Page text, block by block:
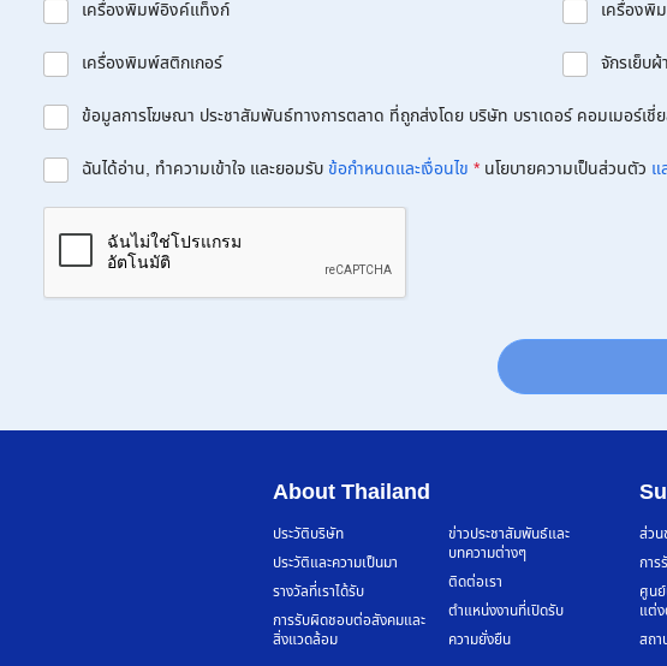
เครื่องพิมพ์อิงค์แท็งก์
เครื่องพิ
เครื่องพิมพ์สติกเกอร์ จักรเย็บผ้า
ข้อมูลการโฆษณา ประชาสัมพันธ์ทางการตลาด ที่ถูกส่งโดย บริษัท บราเดอร์ คอมเมอร์เ
ฉันได้อ่าน, ทำความเข้าใจ และยอมรับข้อกำหนดและเงื่อนไข * นโยบายความเป็นส่วนตัว แ
About Thailand
ประวัติบริษัท
ประวัติและความเป็นมา
รางวัลที่เราได้รับ
การรับผิดชอบต่อสังคมและ
สิ่งแวดล้อม
ข่าวประชาสัมพันธ์และ
บทความต่างๆ
ติดต่อเรา
ตำแหน่งงานที่เปิดรับ
ความยั่งยืน
ส่วน
กา
ศูน
แต่
สถา